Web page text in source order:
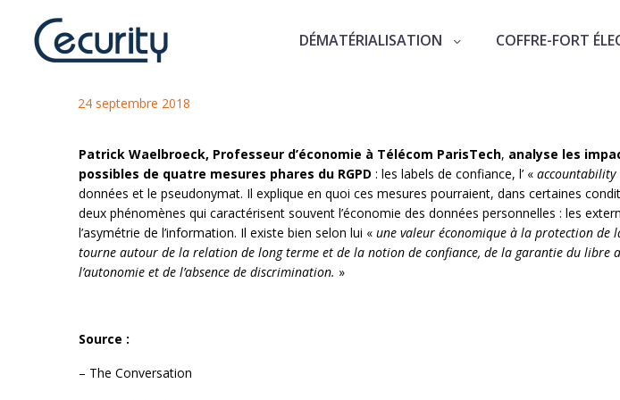
DÉMATÉRIALISATION COFFRE-FORT
Analyse économique des exigences du RGPD
24 septembre 2018
Patrick Waelbroeck, Professeur d’économie à Télécom ParisTech, analyse les
possibles de quatre mesures phares du RGPD : les labels de confiance, l’ « accountability
données et le pseudonymat. Il explique en quoi ces mesures pourraient, dans certaines
deux phénomènes qui caractérisent souvent l’économie des données personnelles : les
l’asymétrie de l’information. Il existe bien selon lui « une valeur économique à la protection de
tourne autour de la relation de long terme et de la notion de confiance, de la garantie du libre
l’autonomie et de l’absence de discrimination. »
Source :
– The Conversation